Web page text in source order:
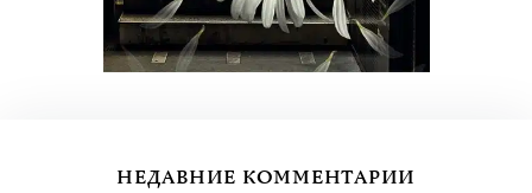
НЕДАВНИЕ КОММЕНТАРИИ